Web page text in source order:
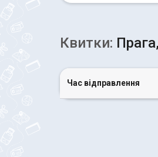
Квитки:
Час відправлення